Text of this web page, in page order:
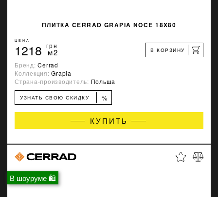
ПЛИТКА CERRAD GRAPIA NOCE 18X80
ЦЕНА
1218 грн
м2 В КОРЗИНУ
Бренд:Cerrad
Коллекция:Grapia
Страна-производитель: Польша
УЗНАТЬ СВОЮ СКИДКУ %
КУПИТЬ
В шоуруме 🛍